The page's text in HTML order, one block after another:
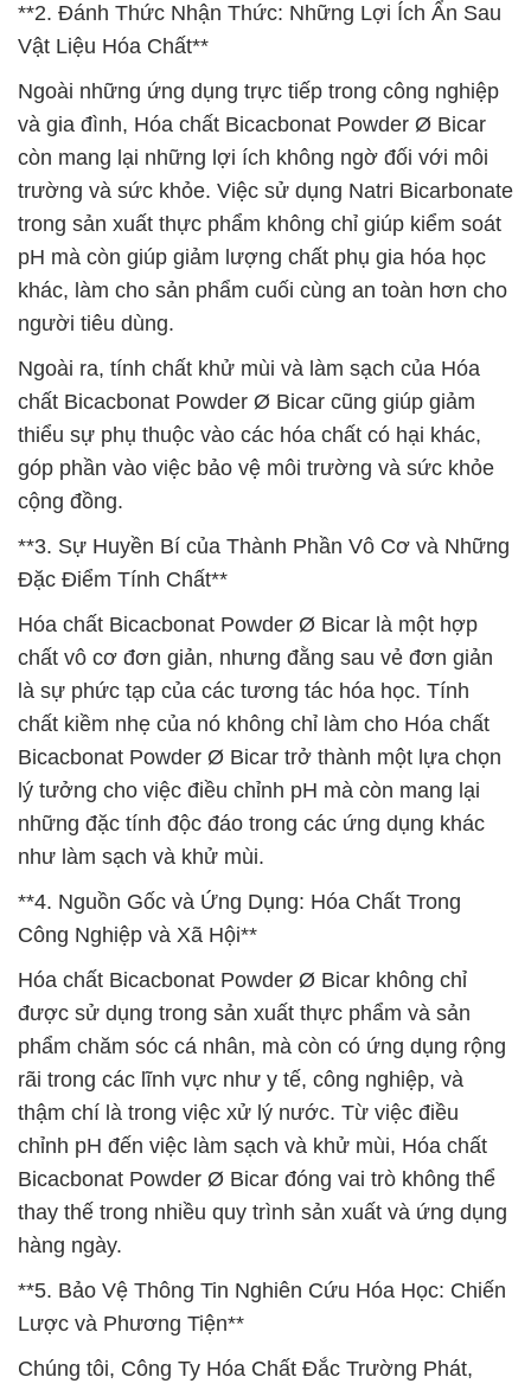
**2. Đánh Thức Nhận Thức: Những Lợi Ích Ẩn Sau
Vật Liệu Hóa Chất**
Ngoài những ứng dụng trực tiếp trong công nghiệp
và gia đình, Hóa chất Bicacbonat Powder Ø Bicar
còn mang lại những lợi ích không ngờ đối với môi
trường và sức khỏe. Việc sử dụng Natri Bicarbonate
trong sản xuất thực phẩm không chỉ giúp kiểm soát
pH mà còn giúp giảm lượng chất phụ gia hóa học
khác, làm cho sản phẩm cuối cùng an toàn hơn cho
người tiêu dùng.
Ngoài ra, tính chất khử mùi và làm sạch của Hóa
chất Bicacbonat Powder Ø Bicar cũng giúp giảm
thiểu sự phụ thuộc vào các hóa chất có hại khác,
góp phần vào việc bảo vệ môi trường và sức khỏe
cộng đồng.
**3. Sự Huyền Bí của Thành Phần Vô Cơ và Những
Đặc Điểm Tính Chất**
Hóa chất Bicacbonat Powder Ø Bicar là một hợp
chất vô cơ đơn giản, nhưng đằng sau vẻ đơn giản
là sự phức tạp của các tương tác hóa học. Tính
chất kiềm nhẹ của nó không chỉ làm cho Hóa chất
Bicacbonat Powder Ø Bicar trở thành một lựa chọn
lý tưởng cho việc điều chỉnh pH mà còn mang lại
những đặc tính độc đáo trong các ứng dụng khác
như làm sạch và khử mùi.
**4. Nguồn Gốc và Ứng Dụng: Hóa Chất Trong
Công Nghiệp và Xã Hội**
Hóa chất Bicacbonat Powder Ø Bicar không chỉ
được sử dụng trong sản xuất thực phẩm và sản
phẩm chăm sóc cá nhân, mà còn có ứng dụng rộng
rãi trong các lĩnh vực như y tế, công nghiệp, và
thậm chí là trong việc xử lý nước. Từ việc điều
chỉnh pH đến việc làm sạch và khử mùi, Hóa chất
Bicacbonat Powder Ø Bicar đóng vai trò không thể
thay thế trong nhiều quy trình sản xuất và ứng dụng
hàng ngày.
**5. Bảo Vệ Thông Tin Nghiên Cứu Hóa Học: Chiến
Lược và Phương Tiện**
Chúng tôi, Công Ty Hóa Chất Đắc Trường Phát,